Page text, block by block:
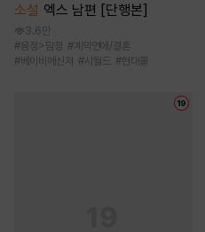
소설 엑스 남편 [단행본]
3.6만
# 몸정>맘정 # 계약연애/결혼
#베이비메신저 #시월드 #현대물